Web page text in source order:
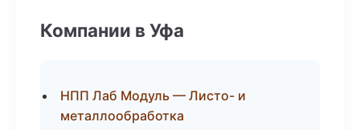
Компании в Уфа
НПП Лаб Модуль — Листо- и
металлообработка